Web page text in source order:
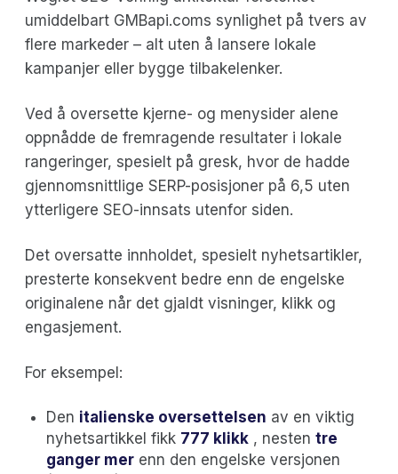
umiddelbart GMBapi.coms synlighet på tvers av
flere markeder – alt uten å lansere lokale
kampanjer eller bygge tilbakelenker.
Ved å oversette kjerne- og menysider alene
oppnådde de fremragende resultater i lokale
rangeringer, spesielt på gresk, hvor de hadde
gjennomsnittlige SERP-posisjoner på 6,5 uten
ytterligere SEO-innsats utenfor siden.
Det oversatte innholdet, spesielt nyhetsartikler,
presterte konsekvent bedre enn de engelske
originalene når det gjaldt visninger, klikk og
engasjement.
For eksempel:
Den italienske oversettelsen av en viktig
nyhetsartikkel fikk 777 klikk , nesten tre
ganger mer enn den engelske versjonen